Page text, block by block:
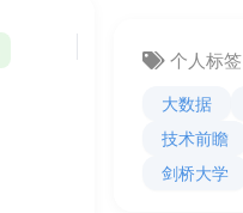
个人标签
大数据
技术前瞻
剑桥大学